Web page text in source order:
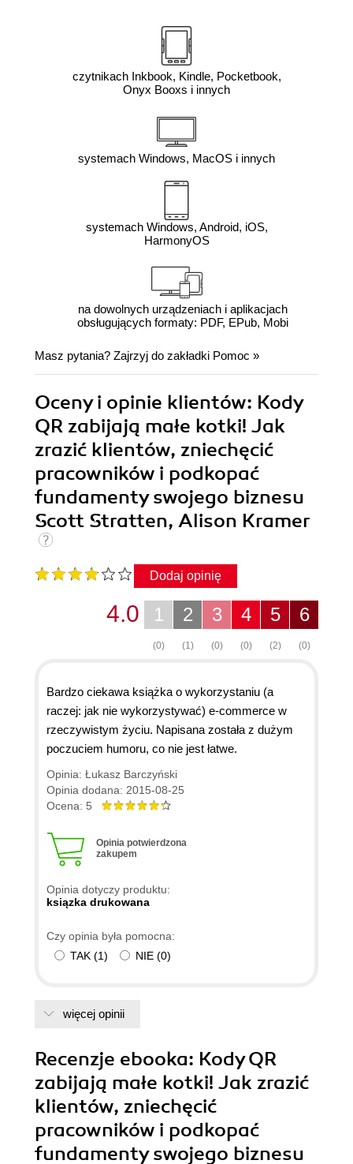
czytnikach Inkbook, Kindle, Pocketbook,
Onyx Booxs i innych
systemach Windows, MacOS i innych
systemach Windows, Android, iOS,
HarmonyOS
na dowolnych urządzeniach i aplikacjach
obsługujących formaty: PDF, EPub, Mobi
Masz pytania? Zajrzyj do zakładki Pomoc »
Oceny i opinie klientów: Kody
QR zabijają małe kotki! Jak
zrazić klientów, zniechęcić
pracowników i podkopać
fundamenty swojego biznesu
Scott Stratten, Alison Kramer
Dodaj opinię
6
(0)
5
(2)
4
(0)
3
(0)
2
(1)
1
(0)
4.0
Bardzo ciekawa książka o wykorzystaniu (a
raczej: jak nie wykorzystywać) e-commerce w
rzeczywistym życiu. Napisana została z dużym
poczuciem humoru, co nie jest łatwe.
Opinia: Łukasz Barczyński
Opinia dodana: 2015-08-25
Ocena: 5
Opinia potwierdzona
zakupem
Opinia dotyczy produktu:
ksiązka drukowana
Czy opinia była pomocna:
TAK (1) NIE (0)
więcej opinii
Recenzje ebooka: Kody QR
zabijają małe kotki! Jak zrazić
klientów, zniechęcić
pracowników i podkopać
fundamenty swojego biznesu